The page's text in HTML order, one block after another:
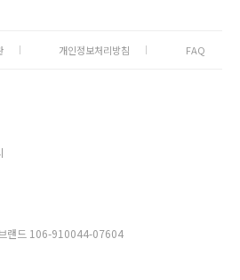
개인정보처리방침 FAQ
랜드 106-910044-07604